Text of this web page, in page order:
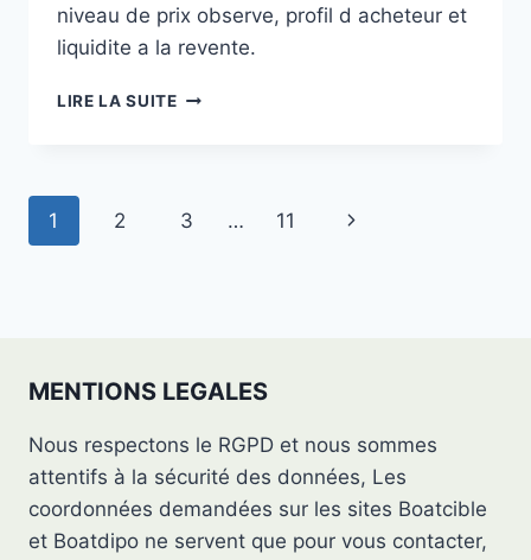
niveau de prix observe, profil d acheteur et
liquidite a la revente.
LIRE LA SUITERANIERI
23
Navigation
de
1 2 3 … 11
Page
MENTIONS LEGALES
Nous respectons le RGPD et nous sommes
attentifs à la sécurité des données, Les
coordonnées demandées sur les sites Boatcible
et Boatdipo ne servent que pour vous contacter,